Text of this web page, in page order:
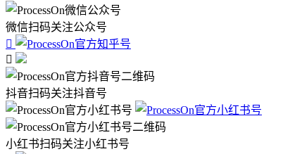
微信扫码关注公众号


抖音扫码关注抖音号
小红书扫码关注小红书号